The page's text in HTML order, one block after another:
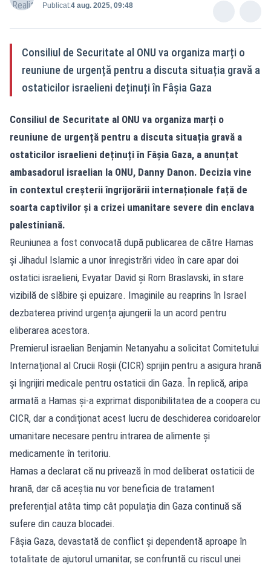
Publicat:4 aug. 2025, 09:48
Consiliul de Securitate al ONU va organiza marți o
reuniune de urgență pentru a discuta situația gravă a
ostaticilor israelieni deținuți în Fâșia Gaza
Consiliul de Securitate al ONU va organiza marți o
reuniune de urgență pentru a discuta situația gravă a
ostaticilor israelieni deținuți în Fâșia Gaza, a anunțat
ambasadorul israelian la ONU, Danny Danon. Decizia vine
în contextul creșterii îngrijorării internaționale față de
soarta captivilor și a crizei umanitare severe din enclava
palestiniană.
Reuniunea a fost convocată după publicarea de către Hamas
și Jihadul Islamic a unor înregistrări video în care apar doi
ostatici israelieni, Evyatar David și Rom Braslavski, în stare
vizibilă de slăbire și epuizare. Imaginile au reaprins în Israel
dezbaterea privind urgența ajungerii la un acord pentru
eliberarea acestora.
Premierul israelian Benjamin Netanyahu a solicitat Comitetului
Internațional al Crucii Roșii (CICR) sprijin pentru a asigura hrană
și îngrijiri medicale pentru ostaticii din Gaza. În replică, aripa
armată a Hamas și-a exprimat disponibilitatea de a coopera cu
CICR, dar a condiționat acest lucru de deschiderea coridoarelor
umanitare necesare pentru intrarea de alimente și
medicamente în teritoriu.
Hamas a declarat că nu privează în mod deliberat ostaticii de
hrană, dar că aceștia nu vor beneficia de tratament
preferențial atâta timp cât populația din Gaza continuă să
sufere din cauza blocadei.
Fâșia Gaza, devastată de conflict și dependentă aproape în
totalitate de ajutorul umanitar, se confruntă cu riscul unei